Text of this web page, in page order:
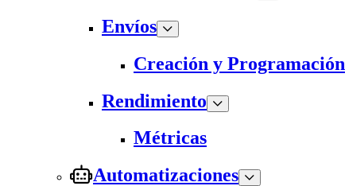
Envíos
Creación y Programación
Rendimiento
Métricas
Automatizaciones